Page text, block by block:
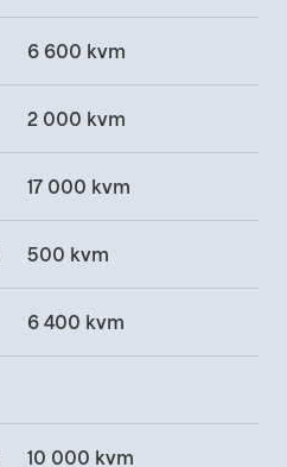
6 600 kvm
2 000 kvm
17 000 kvm
500 kvm
6 400 kvm
10 000 kvm